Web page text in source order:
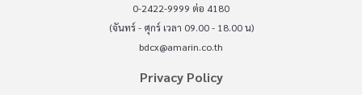
0-2422-9999 ต่อ 4180
(จันทร์ - ศุกร์ เวลา 09.00 - 18.00 น)
bdcx@amarin.co.th
Privacy Policy